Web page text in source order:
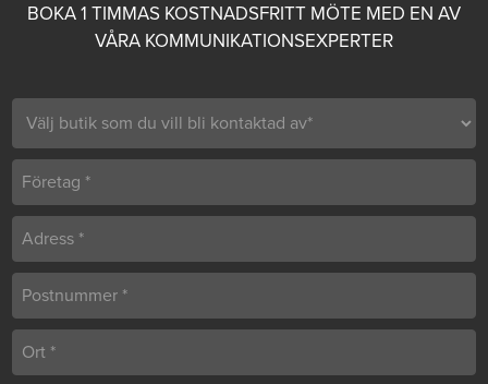
BOKA 1 TIMMAS KOSTNADSFRITT MÖTE MED EN AV
VÅRA KOMMUNIKATIONSEXPERTER